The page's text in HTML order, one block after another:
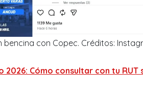
bencina con Copec. Créditos:
2026: Cómo consultar con tu RUT